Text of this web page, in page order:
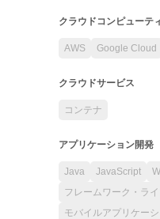
クラウドコンピューテ
AWS Google Cloud
クラウドサービス
コンテナ
アプリケーション開発
Java JavaScript
フレームワーク・ライ
モバイルアプリケー